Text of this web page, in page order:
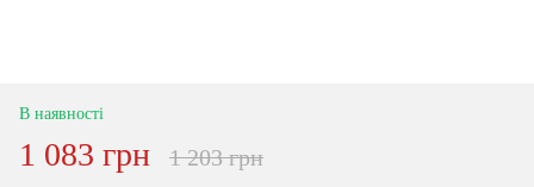
В наявності
1 083 грн 1 203 грн